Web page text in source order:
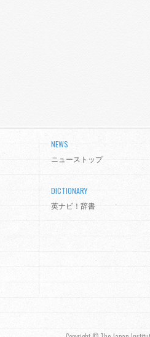
NEWS
ニューストップ
DICTIONARY
英ナビ！辞書